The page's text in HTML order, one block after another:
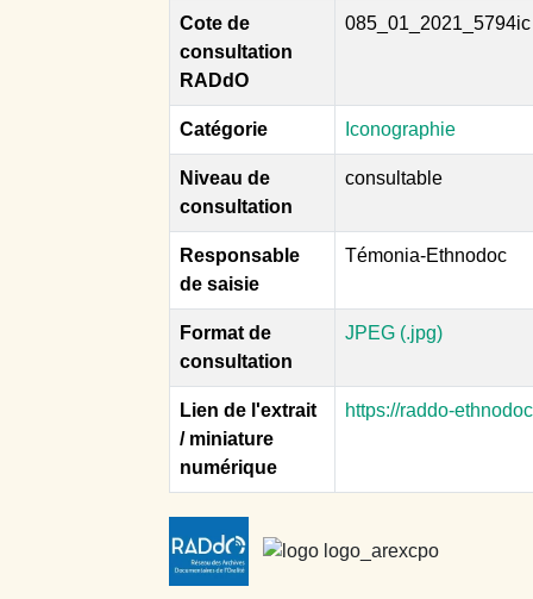
Cote de
consultation
RADdO
085_01_2021_5794ic
Catégorie Iconographie
Niveau de
consultation
consultable
Responsable
de saisie
Témonia-Ethnodoc
Format de
consultation
JPEG (.jpg)
Lien de l'extrait
/ miniature
numérique
https://raddo-